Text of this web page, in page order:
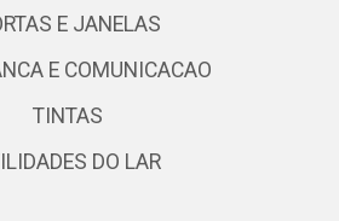
E JANELAS
E COMUNICACAO
TINTAS
DO LAR